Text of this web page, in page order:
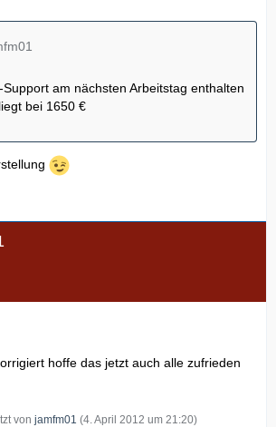
am nächsten Arbeitstag enthalten
bei 1650 €
hoffe das jetzt auch alle zufrieden
von jamfm01 (4. April 2012 um 21:20)